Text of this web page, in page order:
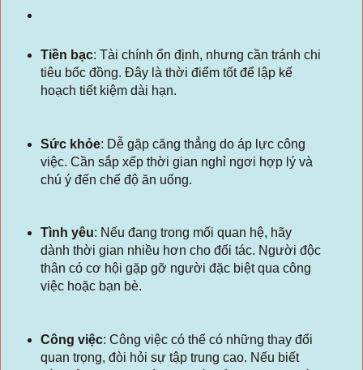
Tiền bạc: Tài chính ổn định, nhưng cần tránh chi
tiêu bốc đồng. Đây là thời điểm tốt để lập kế
hoạch tiết kiệm dài hạn.
Sức khỏe: Dễ gặp căng thẳng do áp lực công
việc. Cần sắp xếp thời gian nghỉ ngơi hợp lý và
chú ý đến chế độ ăn uống.
Tình yêu: Nếu đang trong mối quan hệ, hãy
dành thời gian nhiều hơn cho đối tác. Người độc
thân có cơ hội gặp gỡ người đặc biệt qua công
việc hoặc bạn bè.
Công việc: Công việc có thể có những thay đổi
quan trọng, đòi hỏi sự tập trung cao. Nếu biết